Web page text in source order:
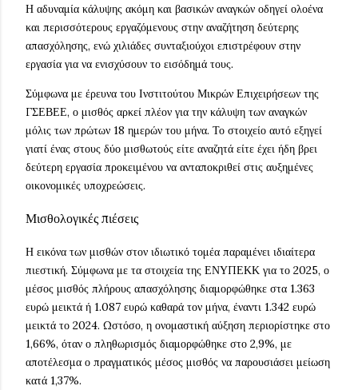
Η αδυναμία κάλυψης ακόμη και βασικών αναγκών οδηγεί ολοένα
και περισσότερους εργαζόμενους στην αναζήτηση δεύτερης
απασχόλησης, ενώ χιλιάδες συνταξιούχοι επιστρέφουν στην
εργασία για να ενισχύσουν το εισόδημά τους.
Σύμφωνα με έρευνα του Ινστιτούτου Μικρών Επιχειρήσεων της
ΓΣΕΒΕΕ, ο μισθός αρκεί πλέον για την κάλυψη των αναγκών
μόλις των πρώτων 18 ημερών του μήνα. Το στοιχείο αυτό εξηγεί
γιατί ένας στους δύο μισθωτούς είτε αναζητά είτε έχει ήδη βρει
δεύτερη εργασία προκειμένου να ανταποκριθεί στις αυξημένες
οικονομικές υποχρεώσεις.
Μισθολογικές πιέσεις
Η εικόνα των μισθών στον ιδιωτικό τομέα παραμένει ιδιαίτερα
πιεστική. Σύμφωνα με τα στοιχεία της ΕΝΥΠΕΚΚ για το 2025, ο
μέσος μισθός πλήρους απασχόλησης διαμορφώθηκε στα 1.363
ευρώ μεικτά ή 1.087 ευρώ καθαρά τον μήνα, έναντι 1.342 ευρώ
μεικτά το 2024. Ωστόσο, η ονομαστική αύξηση περιορίστηκε στο
1,66%, όταν ο πληθωρισμός διαμορφώθηκε στο 2,9%, με
αποτέλεσμα ο πραγματικός μέσος μισθός να παρουσιάσει μείωση
κατά 1,37%.